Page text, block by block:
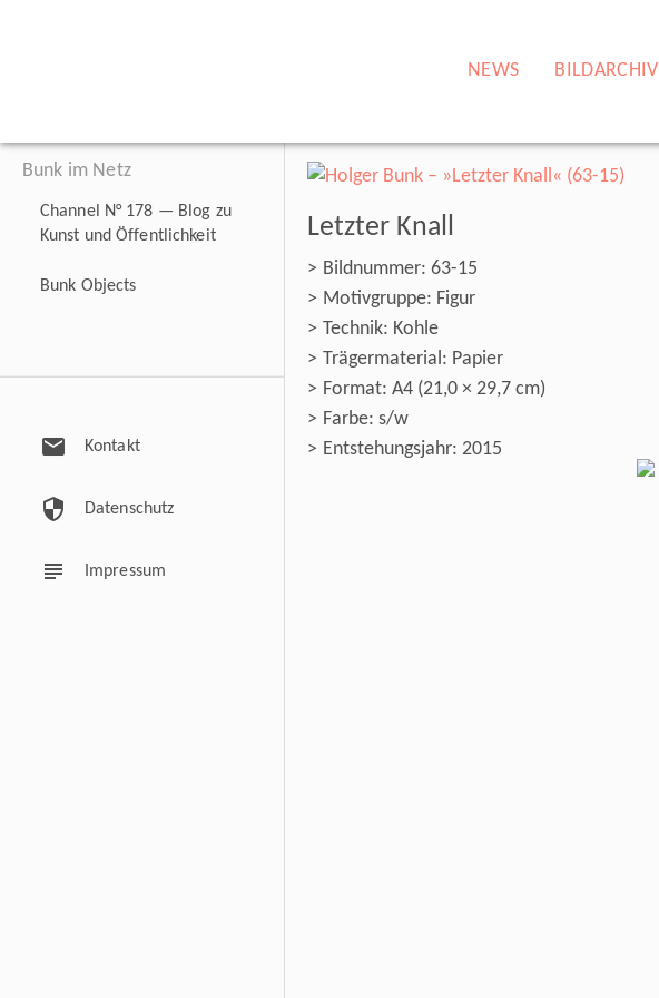
NEWS BILDARCHIV
Bunk im Netz
Channel N° 178 — Blog zu
Kunst und Öffentlichkeit
Bunk Objects
mail Kontakt
security Datenschutz
subject Impressum
Letzter Knall
Bildnummer: 63-15
Motivgruppe: Figur
Technik: Kohle
Trägermaterial: Papier
Format: A4 (21,0 × 29,7 cm)
Farbe: s/w
Entstehungsjahr: 2015